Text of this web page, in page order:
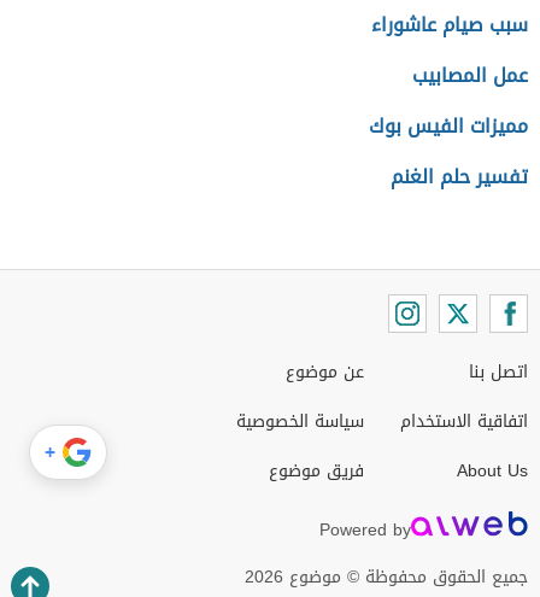
سبب صيام عاشوراء
عمل المصابيب
مميزات الفيس بوك
تفسير حلم الغنم
اتصل بنا
اتفاقية الاستخدام
About Us
عن موضوع
سياسة الخصوصية
فريق موضوع
Powered by
جميع الحقوق محفوظة © موضوع 2026
+